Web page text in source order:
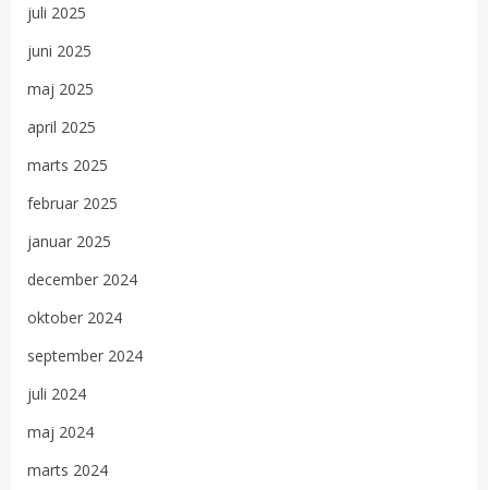
juli 2025
juni 2025
maj 2025
april 2025
marts 2025
februar 2025
januar 2025
december 2024
oktober 2024
september 2024
juli 2024
maj 2024
marts 2024